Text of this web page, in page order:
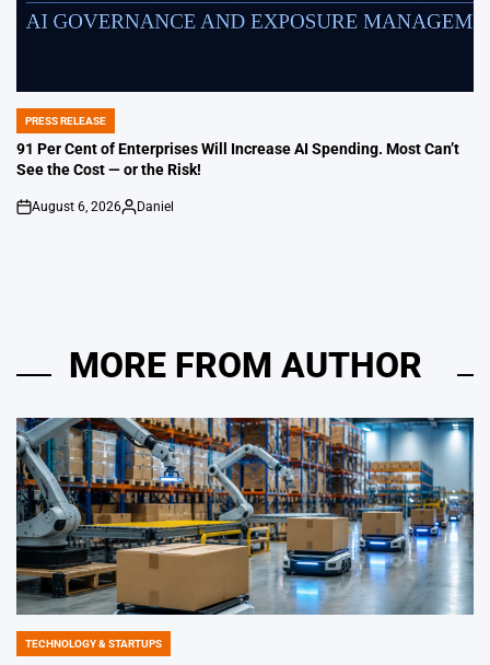
POSTED
IN
PRESS RELEASE
91 Per Cent of Enterprises Will Increase AI Spending. Most Can’t
See the Cost — or the Risk!
on
August 6, 2026
Posted
Daniel
MORE FROM AUTHOR
POSTED
TECHNOLOGY & STARTUPS